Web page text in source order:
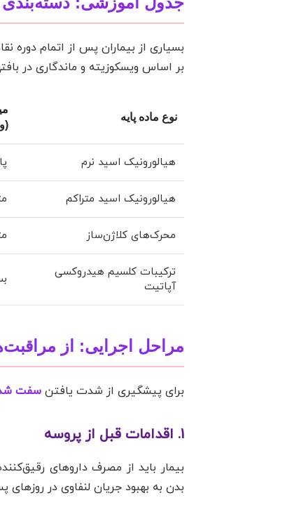
بسیاری از بیماران پس از اتمام دوره
بر اساس ویسکوزیته و ماندگاری در
نوع ماده پایه
هیالورونیک اسید نرم
هیالورونیک اسید متراکم
محرک‌های کلاژن‌ساز
ترکیبات کلسیم هیدروکسی
آپاتیت
مراحل اجرایی: از
برای پیشگیری از شدت یافتنسفت
1. اقدامات قبل از پروسه
بیمار باید از مصرف داروهای
بدن به بهبود جریان لنفاوی در